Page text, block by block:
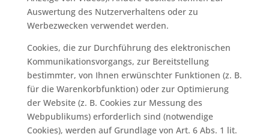
Auswertung des Nutzerverhaltens oder zu
Werbezwecken verwendet werden.
Cookies, die zur Durchführung des elektronischen
Kommunikationsvorgangs, zur Bereitstellung
bestimmter, von Ihnen erwünschter Funktionen (z. B.
für die Warenkorbfunktion) oder zur Optimierung
der Website (z. B. Cookies zur Messung des
Webpublikums) erforderlich sind (notwendige
Cookies), werden auf Grundlage von Art. 6 Abs. 1 lit.